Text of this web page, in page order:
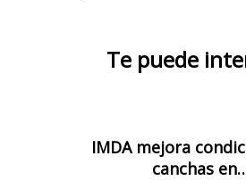
Te puede
IMDA mejora
canchas